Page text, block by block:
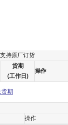
持原厂订货
货期
(工作日)
操作
期
操作